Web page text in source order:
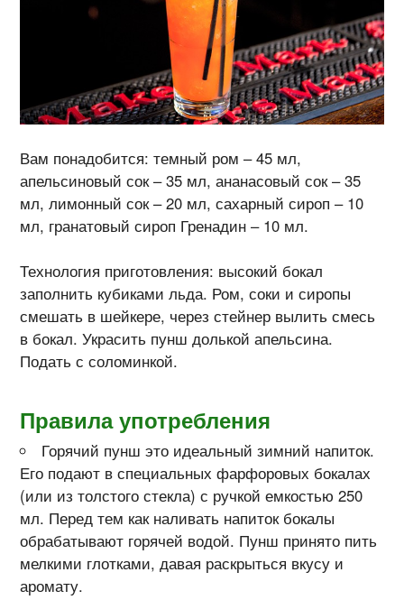
Вам понадобится: темный ром – 45 мл,
апельсиновый сок – 35 мл, ананасовый сок – 35
мл, лимонный сок – 20 мл, сахарный сироп – 10
мл, гранатовый сироп Гренадин – 10 мл.
Технология приготовления: высокий бокал
заполнить кубиками льда. Ром, соки и сиропы
смешать в шейкере, через стейнер вылить смесь
в бокал. Украсить пунш долькой апельсина.
Подать с соломинкой.
Правила употребления
Горячий пунш это идеальный зимний напиток.
Его подают в специальных фарфоровых бокалах
(или из толстого стекла) с ручкой емкостью 250
мл. Перед тем как наливать напиток бокалы
обрабатывают горячей водой. Пунш принято пить
мелкими глотками, давая раскрыться вкусу и
аромату.